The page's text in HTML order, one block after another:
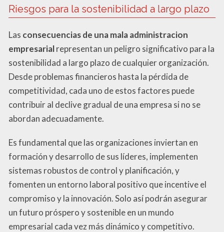
Riesgos para la sostenibilidad a largo plazo
Las consecuencias de una mala administracion
empresarialrepresentan un peligro significativo para la
sostenibilidad a largo plazo de cualquier organización.
Desde problemas financieros hasta la pérdida de
competitividad, cada uno de estos factores puede
contribuir al declive gradual de una empresa si no se
abordan adecuadamente.
Es fundamental que las organizaciones inviertan en
formación y desarrollo de sus líderes, implementen
sistemas robustos de control y planificación, y
fomenten un entorno laboral positivo que incentive el
compromiso y la innovación. Solo así podrán asegurar
un futuro próspero y sostenible en un mundo
empresarial cada vez más dinámico y competitivo.